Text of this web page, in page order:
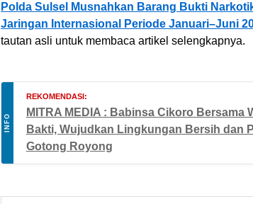
Polda Sulsel Musnahkan Barang Bukti
Jaringan Internasional Periode Januari–Juni
tautan asli untuk membaca artikel selengkapnya.
INFO
REKOMENDASI:
MITRA MEDIA : Babinsa Cikoro Bersama
Bakti, Wujudkan Lingkungan Bersih dan
Gotong Royong